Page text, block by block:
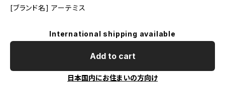
[ブランド名] アーテミス
International shipping available
Add to cart
日本国内にお住まいの方向け